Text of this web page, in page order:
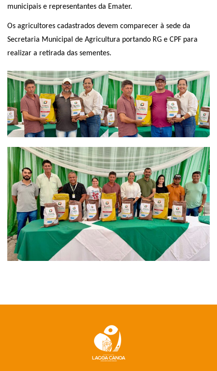
municipais e representantes da Emater.
Os agricultores cadastrados devem comparecer à sede da
Secretaria Municipal de Agricultura portando RG e CPF para
realizar a retirada das sementes.